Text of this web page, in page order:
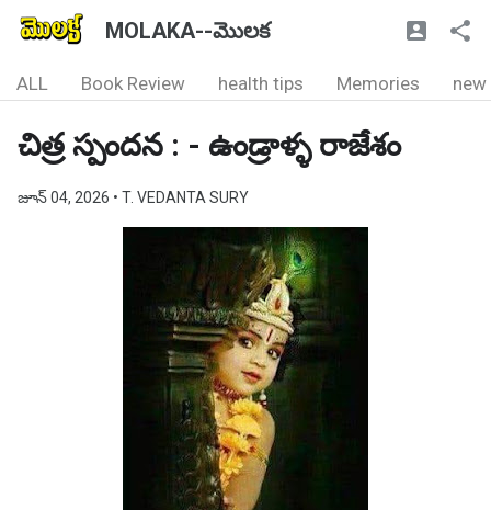
MOLAKA--మొలక
ALL Book Review health tips Memories new
చిత్ర స్పందన : - ఉండ్రాళ్ళ రాజేశం
జూన్ 04, 2026 • T. VEDANTA SURY